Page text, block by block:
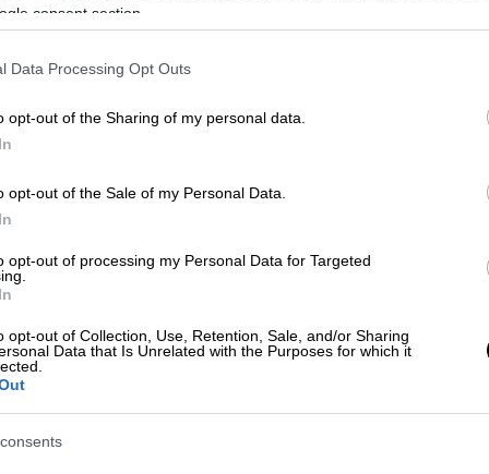
consent section.
Data Processing Opt Outs
opt-out of the Sharing of my personal data.
opt-out of the Sale of my Personal Data.
opt-out of processing my Personal Data for Targeted
opt-out of Collection, Use, Retention, Sale, and/or Sharing
Data that Is Unrelated with the Purposes for which it
ότι το ελατήριο μήκους 12
για το στομάχι είχε καταλήξει στους
βρόγχο του δεξιού πνεύμονα.
και το ελατήριο αφαιρέθηκε με
εξιτήριο από τονοσοκομείοκαι
παιδιά παίζοντας καταπίνουν διάφορα
κ.λπ.) γι' αυτό οι γονείς θα πρέπει να
αντικείμενο καταλήξει στους